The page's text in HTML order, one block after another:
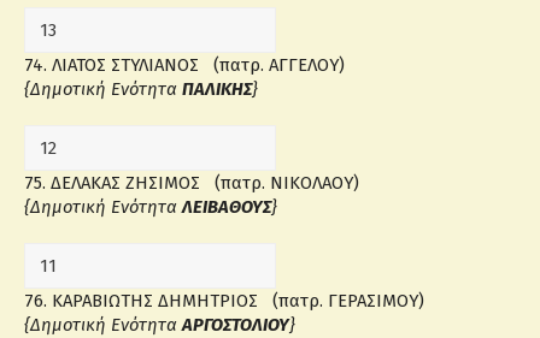
74. ΛΙΑΤΟΣ ΣΤΥΛΙΑΝΟΣ (πατρ. ΑΓΓΕΛΟΥ)
{Δημοτική Ενότητα ΠΑΛΙΚΗΣ}
75. ΔΕΛΑΚΑΣ ΖΗΣΙΜΟΣ (πατρ. ΝΙΚΟΛΑΟΥ)
{Δημοτική ΕνότηταΛΕΙΒΑΘΟΥΣ}
76. ΚΑΡΑΒΙΩΤΗΣ ΔΗΜΗΤΡΙΟΣ (πατρ. ΓΕΡΑΣΙΜΟΥ)
{Δημοτική ΕνότηταΑΡΓΟΣΤΟΛΙΟΥ}